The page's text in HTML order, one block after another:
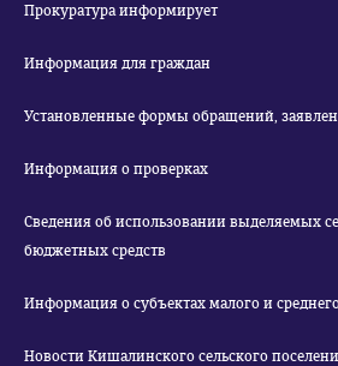
Прокуратура информирует
Информация для граждан
Установленные формы обращений,
Информация о проверках
Сведения об использовании выделяемых
бюджетных средств
Информация о субъектах малого и
Новости Кишалинского сельского